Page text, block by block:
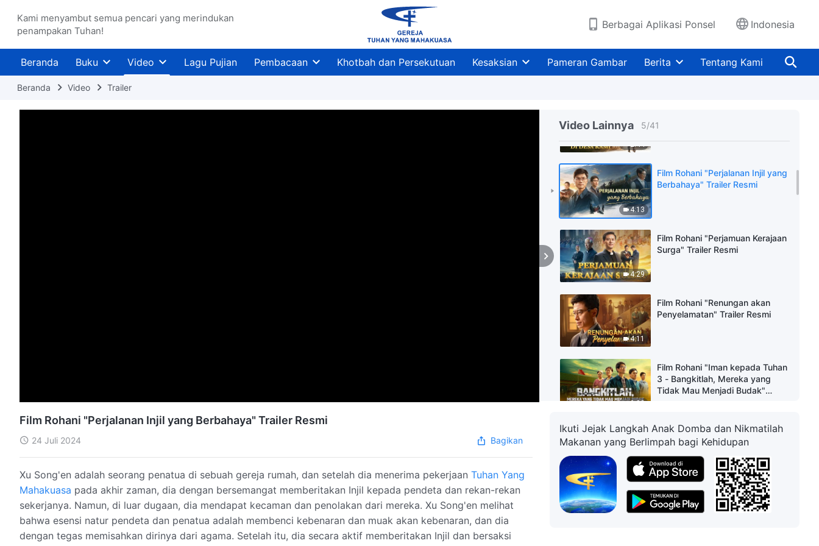
Kami menyambut semua pencari yang merindukan
penampakan Tuhan!
Berbagai Aplikasi Ponsel Indonesia
Beranda Buku Video Lagu Pujian Pembacaan Khotbah dan Persekutuan Kesaksian Pameran Gambar Berita Tentang Kami
Beranda Video Trailer
Video Lainnya 5/41
(Trailer Dubbing)
2:44
4:13
Film Rohani "Perjalanan Injil yang
Berbahaya" Trailer Resmi
4:29
Film Rohani "Perjamuan Kerajaan
Surga" Trailer Resmi
4:11
Film Rohani "Renungan akan
Penyelamatan" Trailer Resmi
2:38
Film Rohani "Iman kepada Tuhan
3 - Bangkitlah, Mereka yang
Tidak Mau Menjadi Budak"
2:51
Film Rohani "Iman kepada Tuhan
2 - Setelah Gereja Runtuh"
Trailer Resmi
Film Rohani "Cinta Seorang Ibu"
Trailer Resmi
Film Rohani "Perjalanan Injil yang Berbahaya" Trailer Resmi
24 Juli 2024 Bagikan
Xu Song'en adalah seorang penatua di sebuah gereja rumah, dan setelah dia menerima pekerjaan Tuhan Yang
Mahakuasa pada akhir zaman, dia dengan bersemangat memberitakan Injil kepada pendeta dan rekan-rekan
sekerjanya. Namun, di luar dugaan, dia mendapat kecaman dan penolakan dari mereka. Xu Song'en melihat
bahwa esensi natur pendeta dan penatua adalah membenci kebenaran dan muak akan kebenaran, dan dia
dengan tegas memisahkan dirinya dari agama. Setelah itu, dia secara aktif memberitakan Injil dan bersaksi
Ikuti Jejak Langkah Anak Domba dan Nikmatilah
Makanan yang Berlimpah bagi Kehidupan